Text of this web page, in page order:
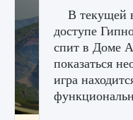
В текущей
доступе
спит в Доме
показаться
игра